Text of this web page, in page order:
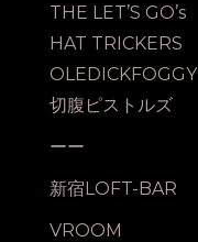
THE LET’S GO’s
HAT TRICKERS
OLEDICKFOGGY
切腹ピストルズ
ーー
新宿LOFT-BAR
VROOM